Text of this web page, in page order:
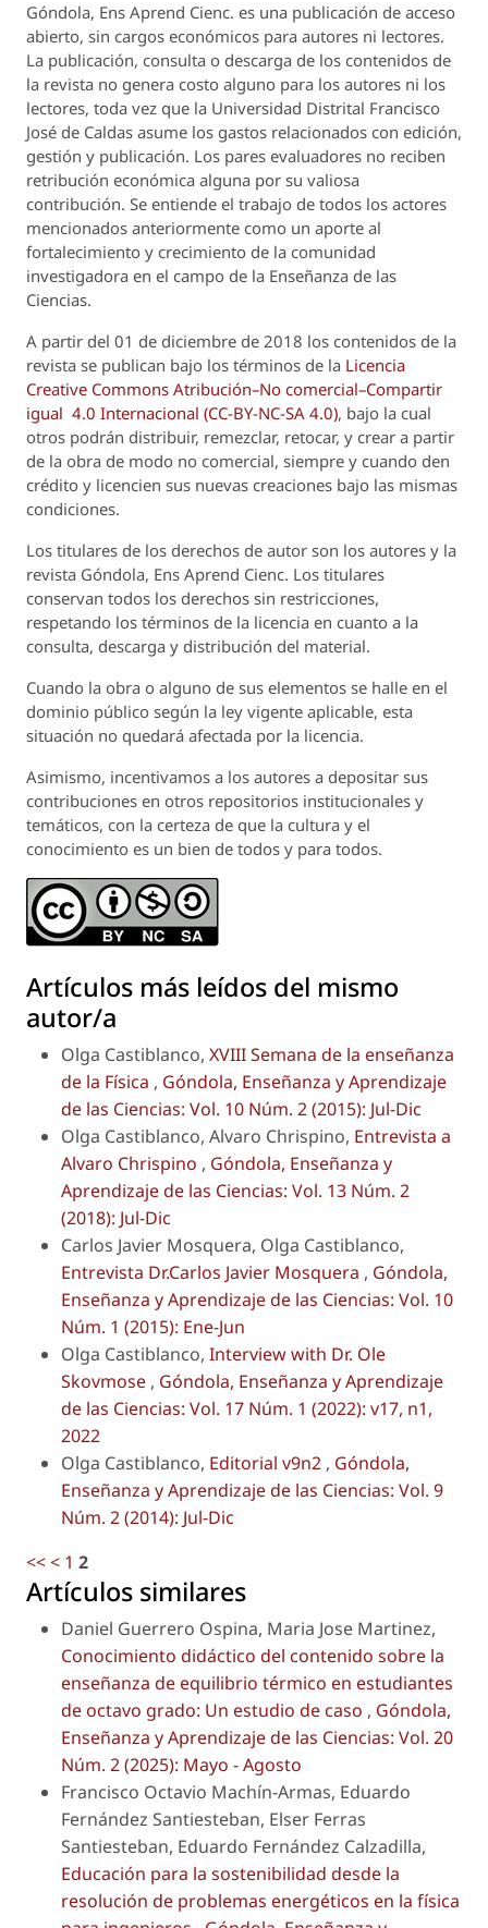
Góndola, Ens Aprend Cienc. es una publicación de acceso
abierto, sin cargos económicos para autores ni lectores.
La publicación, consulta o descarga de los contenidos de
la revista no genera costo alguno para los autores ni los
lectores, toda vez que la Universidad Distrital Francisco
José de Caldas asume los gastos relacionados con edición,
gestión y publicación. Los pares evaluadores no reciben
retribución económica alguna por su valiosa
contribución. Se entiende el trabajo de todos los actores
mencionados anteriormente como un aporte al
fortalecimiento y crecimiento de la comunidad
investigadora en el campo de la Enseñanza de las
Ciencias.
A partir del 01 de diciembre de 2018 los contenidos de la
revista se publican bajo los términos de la Licencia
Creative Commons Atribución–No comercial–Compartir
igual 4.0 Internacional (CC-BY-NC-SA 4.0), bajo la cual
otros podrán distribuir, remezclar, retocar, y crear a partir
de la obra de modo no comercial, siempre y cuando den
crédito y licencien sus nuevas creaciones bajo las mismas
condiciones.
Los titulares de los derechos de autor son los autores y la
revista Góndola, Ens Aprend Cienc. Los titulares
conservan todos los derechos sin restricciones,
respetando los términos de la licencia en cuanto a la
consulta, descarga y distribución del material.
Cuando la obra o alguno de sus elementos se halle en el
dominio público según la ley vigente aplicable, esta
situación no quedará afectada por la licencia.
Asimismo, incentivamos a los autores a depositar sus
contribuciones en otros repositorios institucionales y
temáticos, con la certeza de que la cultura y el
conocimiento es un bien de todos y para todos.
Artículos más leídos del mismo
autor/a
Olga Castiblanco, XVIII Semana de la enseñanza
de la Física , Góndola, Enseñanza y Aprendizaje
de las Ciencias: Vol. 10 Núm. 2 (2015): Jul-Dic
Olga Castiblanco, Alvaro Chrispino, Entrevista a
Alvaro Chrispino , Góndola, Enseñanza y
Aprendizaje de las Ciencias: Vol. 13 Núm. 2
(2018): Jul-Dic
Carlos Javier Mosquera, Olga Castiblanco,
Entrevista Dr.Carlos Javier Mosquera , Góndola,
Enseñanza y Aprendizaje de las Ciencias: Vol. 10
Núm. 1 (2015): Ene-Jun
Olga Castiblanco, Interview with Dr. Ole
Skovmose , Góndola, Enseñanza y Aprendizaje
de las Ciencias: Vol. 17 Núm. 1 (2022): v17, n1,
2022
Olga Castiblanco, Editorial v9n2 , Góndola,
Enseñanza y Aprendizaje de las Ciencias: Vol. 9
Núm. 2 (2014): Jul-Dic
<<< 1 2
Artículos similares
Daniel Guerrero Ospina, Maria Jose Martinez,
Conocimiento didáctico del contenido sobre la
enseñanza de equilibrio térmico en estudiantes
de octavo grado: Un estudio de caso , Góndola,
Enseñanza y Aprendizaje de las Ciencias: Vol. 20
Núm. 2 (2025): Mayo - Agosto
Francisco Octavio Machín-Armas, Eduardo
Fernández Santiesteban, Elser Ferras
Santiesteban, Eduardo Fernández Calzadilla,
Educación para la sostenibilidad desde la
resolución de problemas energéticos en la física